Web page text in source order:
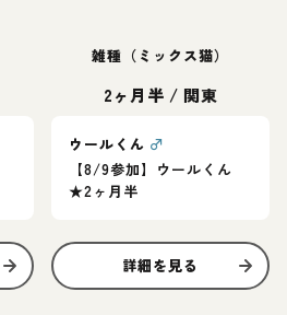
雑種（ミックス猫）
2ヶ月半 / 関東
ウールくん ♂
【8/9参加】ウールくん
★2ヶ月半
詳細を見る